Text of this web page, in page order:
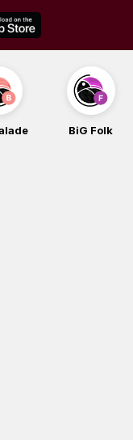
BiG Folk